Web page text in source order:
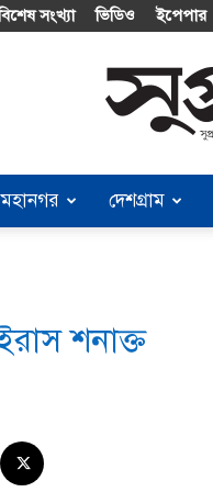
সংখ্যা ভিডিও ইপেপার
মহানগর দেশগ্রাম
শনাক্ত